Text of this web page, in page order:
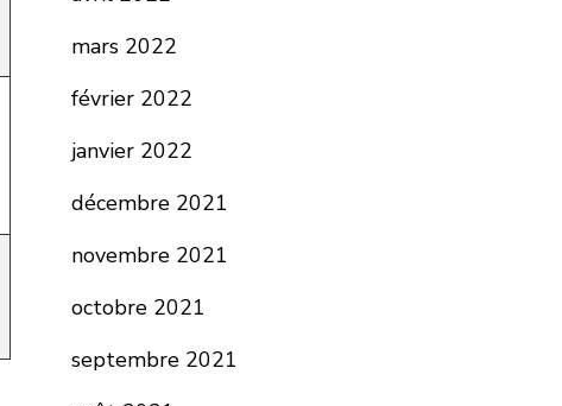
mars 2022
février 2022
janvier 2022
décembre 2021
novembre 2021
octobre 2021
septembre 2021